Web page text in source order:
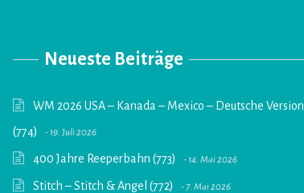
Neueste Beiträge
WM 2026 USA – Kanada – Mexico – Deutsche Version
(774)
19. Juli 2026
400 Jahre Reeperbahn (773) 14. Mai 2026
Stitch – Stitch & Angel (772) 7. Mai 2026